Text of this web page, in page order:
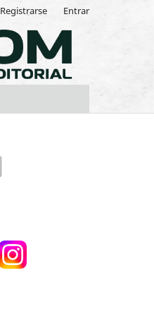
Registrarse Entrar